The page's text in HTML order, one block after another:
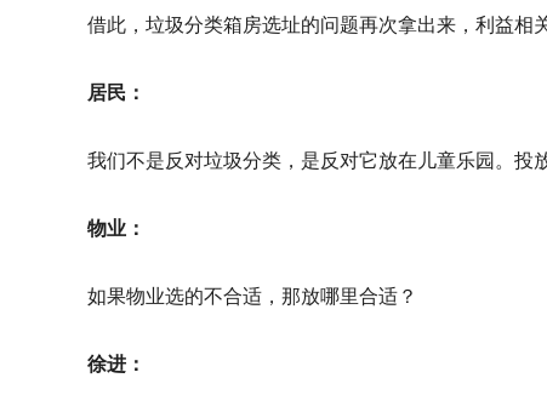
借此，垃圾分类箱房选址的问题再次拿出来，利益相
居民：
我们不是反对垃圾分类，是反对它放在儿童乐园。投
物业：
如果物业选的不合适，那放哪里合适？
徐进：